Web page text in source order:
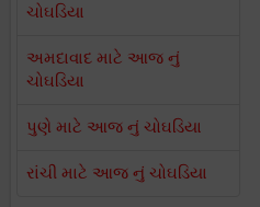
ચોઘડિયા
અમદાવાદ માટે આજ નું
ચોઘડિયા
પુણે માટે આજ નું ચોઘડિયા
રાંચી માટે આજ નું ચોઘડિયા